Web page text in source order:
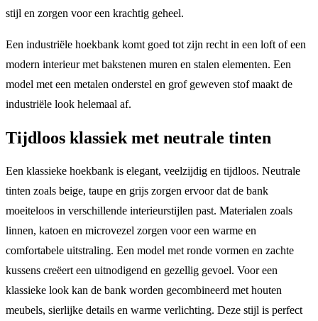
stijl en zorgen voor een krachtig geheel.
Een industriële hoekbank komt goed tot zijn recht in een loft of een
modern interieur met bakstenen muren en stalen elementen. Een
model met een metalen onderstel en grof geweven stof maakt de
industriële look helemaal af.
Tijdloos klassiek met neutrale tinten
Een klassieke hoekbank is elegant, veelzijdig en tijdloos. Neutrale
tinten zoals beige, taupe en grijs zorgen ervoor dat de bank
moeiteloos in verschillende interieurstijlen past. Materialen zoals
linnen, katoen en microvezel zorgen voor een warme en
comfortabele uitstraling. Een model met ronde vormen en zachte
kussens creëert een uitnodigend en gezellig gevoel. Voor een
klassieke look kan de bank worden gecombineerd met houten
meubels, sierlijke details en warme verlichting. Deze stijl is perfect